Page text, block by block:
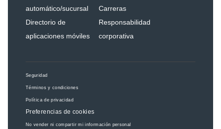
automático/sucursal
Directorio de
aplicaciones móviles
Carreras
Responsabilidad
corporativa
Seguridad
Términos y condiciones
Política de privacidad
Preferencias de cookies
No vender ni compartir mi información personal